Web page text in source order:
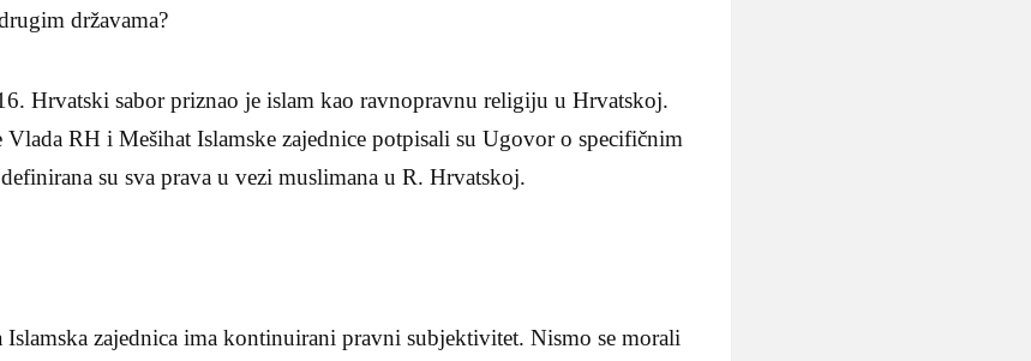
državama?
Hrvatski sabor priznao je islam kao ravnopravnu religiju u Hrvatskoj.
RH i Mešihat Islamske zajednice potpisali su Ugovor o specifičnim
su sva prava u vezi muslimana u R. Hrvatskoj.
zajednica ima kontinuirani pravni subjektivitet. Nismo se morali